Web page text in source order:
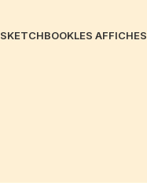
SKETCHBOOKLES AFFICHES